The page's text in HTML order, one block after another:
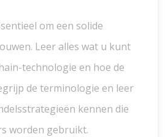
om een solide
Leer alles wat u kunt
technologie en hoe de
de terminologie en leer
kennen die
worden gebruikt.